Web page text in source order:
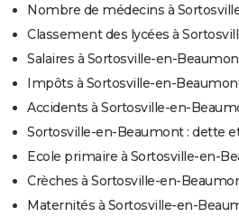
Nombre de médecins à
Classement des lycées à
Salaires à Sortosville-en-
Impôts à Sortosville-en-
Accidents à Sortosville-en-
Sortosville-en-Beaumont : dette
Ecole primaire à Sortosville-en-
Crèches à Sortosville-en-
Maternités à Sortosville-en-